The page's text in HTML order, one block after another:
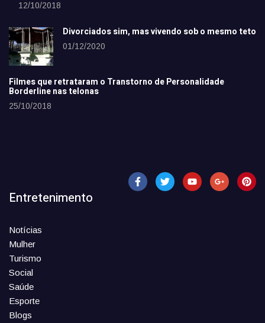
12/10/2018
Divorciados sim, mas vivendo sob o mesmo teto
01/12/2020
Filmes que retrataram o Transtorno de Personalidade
Borderline nas telonas
25/10/2018
Entretenimento
Notícias
Mulher
Turismo
Social
Saúde
Esporte
Blogs